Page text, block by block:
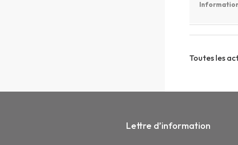
Toutes les
Lettre d’information